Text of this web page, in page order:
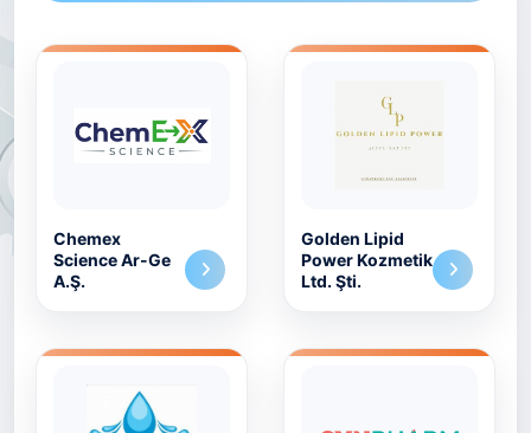
Chemex
Science Ar-Ge
A.Ş.
Golden Lipid
Power Kozmetik
Ltd. Şti.